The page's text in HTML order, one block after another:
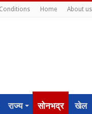
Home About us
राज्य सोनभद्र खेल